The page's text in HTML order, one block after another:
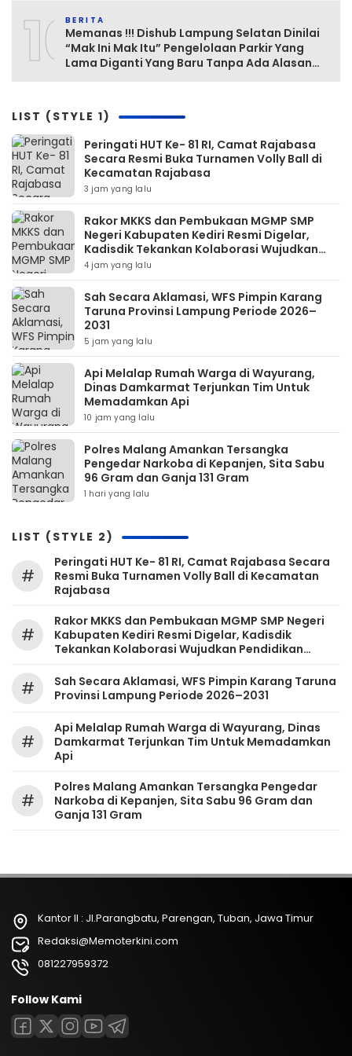
10BERITA
Memanas !!! Dishub Lampung Selatan Dinilai
“Mak Ini Mak Itu” Pengelolaan Parkir Yang
Lama Diganti Yang Baru Tanpa Ada Alasan
LIST (STYLE 1)
Peringati HUT Ke- 81 RI, Camat Rajabasa
Secara Resmi Buka Turnamen Volly Ball di
Kecamatan Rajabasa
3 jam yang lalu
Rakor MKKS dan Pembukaan MGMP SMP
Negeri Kabupaten Kediri Resmi Digelar,
Kadisdik Tekankan Kolaborasi Wujudkan
Pendidikan Bermutu
4 jam yang lalu
Sah Secara Aklamasi, WFS Pimpin Karang
Taruna Provinsi Lampung Periode 2026–
2031
5 jam yang lalu
Api Melalap Rumah Warga di Wayurang,
Dinas Damkarmat Terjunkan Tim Untuk
Memadamkan Api
10 jam yang lalu
Polres Malang Amankan Tersangka
Pengedar Narkoba di Kepanjen, Sita Sabu
96 Gram dan Ganja 131 Gram
1 hari yang lalu
LIST (STYLE 2)
#
Peringati HUT Ke- 81 RI, Camat Rajabasa Secara
Resmi Buka Turnamen Volly Ball di Kecamatan
Rajabasa
#
Rakor MKKS dan Pembukaan MGMP SMP Negeri
Kabupaten Kediri Resmi Digelar, Kadisdik
Tekankan Kolaborasi Wujudkan Pendidikan
#
Sah Secara Aklamasi, WFS Pimpin Karang Taruna
Provinsi Lampung Periode 2026–2031
#
Api Melalap Rumah Warga di Wayurang, Dinas
Damkarmat Terjunkan Tim Untuk Memadamkan
Api
#
Polres Malang Amankan Tersangka Pengedar
Narkoba di Kepanjen, Sita Sabu 96 Gram dan
Ganja 131 Gram
Kantor II : Jl.Parangbatu, Parengan, Tuban, Jawa Timur
Redaksi@Memoterkini.com
081227959372
Follow Kami